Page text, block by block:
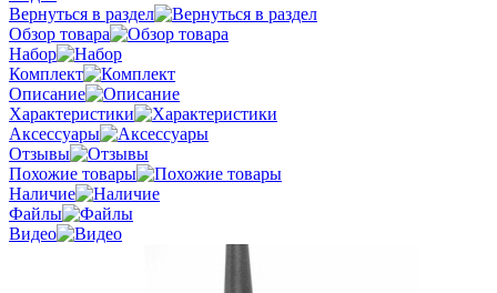
Вернуться в раздел
Обзор товара
Набор
Комплект
Описание
Характеристики
Аксессуары
Отзывы
Похожие товары
Наличие
Файлы
Видео